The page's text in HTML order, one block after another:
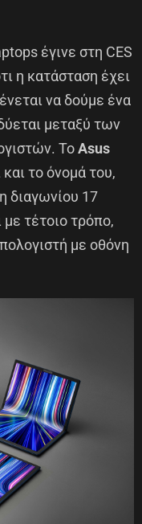
έγινε στη CES
η κατάσταση έχει
να δούμε ένα
μεταξύ των
ΤοAsus
το όνομά του,
διαγωνίου 17
τέτοιο τρόπο,
με οθόνη